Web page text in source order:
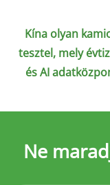
Kína olyan
tesztel, mely
és AI
Ne